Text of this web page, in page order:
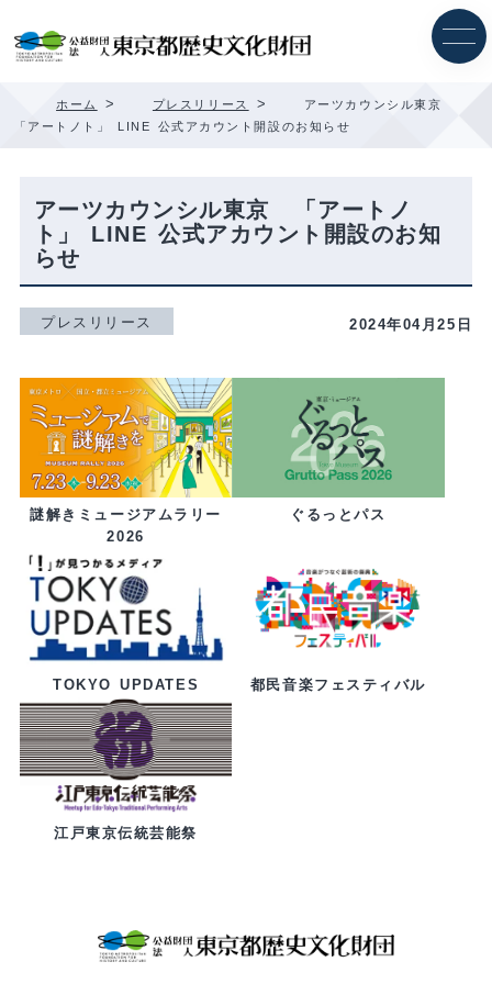
ホーム > プレスリリース >
アーツカウンシル東京
「アートノト」 LINE 公式アカウント開設のお知らせ
アーツカウンシル東京 「アートノ
ト」 LINE 公式アカウント開設のお知
らせ
プレスリリース 2024年04月25日
謎解きミュージアムラリー
2026
ぐるっとパス
TOKYO UPDATES 都民音楽フェスティバル
江戸東京伝統芸能祭